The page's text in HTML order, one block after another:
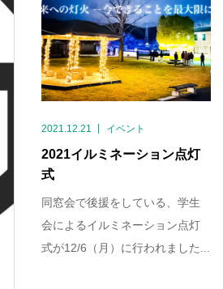
2021.12.21 イベント
2021イルミネーション点灯
式
同窓会で後援をしている、学生
会によるイルミネーション点灯
式が12/6（月）に行われました...